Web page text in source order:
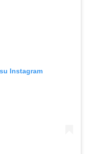
Instagram